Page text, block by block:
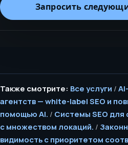
Запросить
Также смотрите: Все услуги /
агентств — white-label SEO и
помощью AI. / Системы SEO для
с множеством локаций. /
видимость с приоритетом